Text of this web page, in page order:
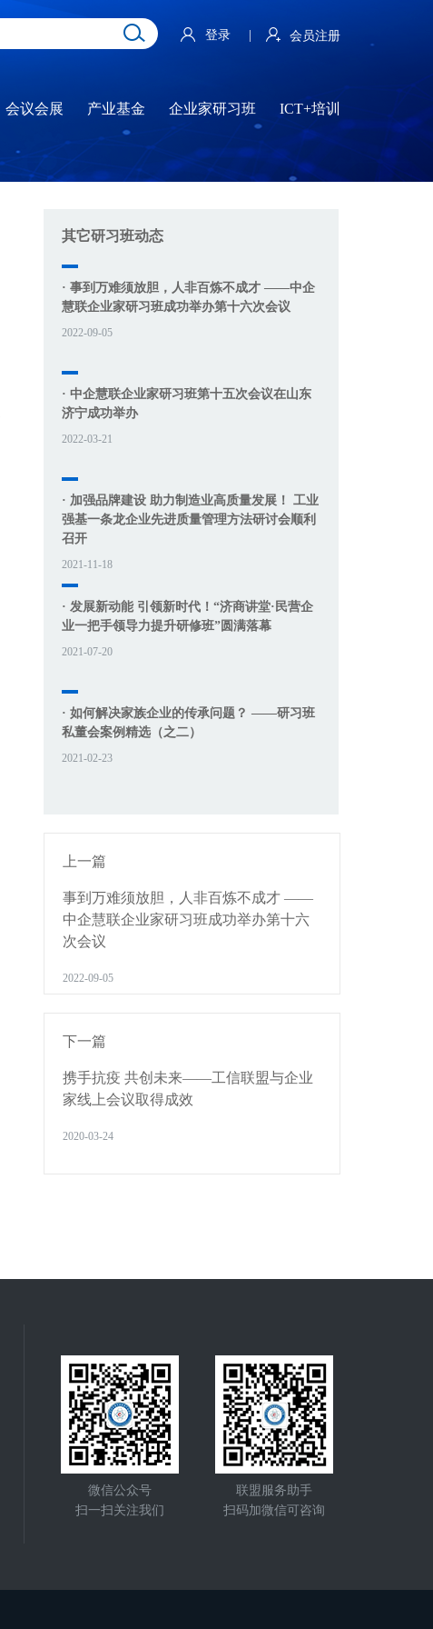
登录 会员注册
会议会展 产业基金 企业家研习班 ICT+培训
其它研习班动态
· 事到万难须放胆，人非百炼不成才 ——中企
慧联企业家研习班成功举办第十六次会议
2022-09-05
· 中企慧联企业家研习班第十五次会议在山东
济宁成功举办
2022-03-21
· 加强品牌建设 助力制造业高质量发展！ 工业
强基一条龙企业先进质量管理方法研讨会顺利
召开
2021-11-18
· 发展新动能 引领新时代！“济商讲堂·民营企
业一把手领导力提升研修班”圆满落幕
2021-07-20
· 如何解决家族企业的传承问题？ ——研习班
私董会案例精选（之二）
2021-02-23
上一篇
事到万难须放胆，人非百炼不成才 ——
中企慧联企业家研习班成功举办第十六
次会议
2022-09-05
下一篇
携手抗疫 共创未来——工信联盟与企业
家线上会议取得成效
2020-03-24
微信公众号
扫一扫关注我们
联盟服务助手
扫码加微信可咨询